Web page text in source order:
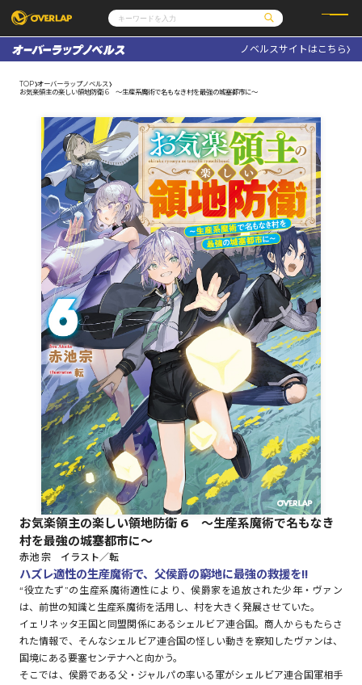
コミックガルド
コミッククリエ
LiQulle
ノベルス
ノベルスf
コミックエッセイ
ポケットモンスター
アニメ
ゲーム
OVERLAP STORE
オーバーラップ広報室
企業
会社概要
採用情報
アクセス
オーバーラップホールディングス
お問い合わせはこちら
オーバーラップ文庫
オーバーラップノベルス
オーバーラップノベルスf
ロサージュノベルス
コミックガルド
リキューレ
ノベルスサイトはこちら
TOP オーバーラップノベルス
お気楽領主の楽しい領地防衛 6 ～生産系魔術で名もなき村を最強の城塞都市に～
お気楽領主の楽しい領地防衛 6 ～生産系魔術で名もなき
村を最強の城塞都市に～
赤池 宗 イラスト／転
ハズレ適性の生産魔術で、父侯爵の窮地に最強の救援を!!
“役立たず”の生産系魔術適性により、侯爵家を追放された少年・ヴァン
は、前世の知識と生産系魔術を活用し、村を大きく発展させていた。
イェリネッタ王国と同盟関係にあるシェルビア連合国。商人からもたらさ
れた情報で、そんなシェルビア連合国の怪しい動きを察知したヴァンは、
国境にある要塞センテナへと向かう。
そこでは、侯爵である父・ジャルパの率いる軍がシェルビア連合国軍相手